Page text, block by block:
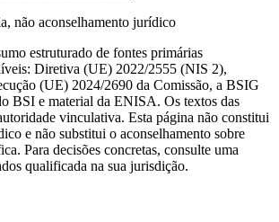
não aconselhamento jurídico
estruturado de fontes primárias
Diretiva (UE) 2022/2555 (NIS 2),
(UE) 2024/2690 da Comissão, a BSIG
BSI e material da ENISA. Os textos das
vinculativa. Esta página não constitui
e não substitui o aconselhamento sobre
Para decisões concretas, consulte uma
qualificada na sua jurisdição.